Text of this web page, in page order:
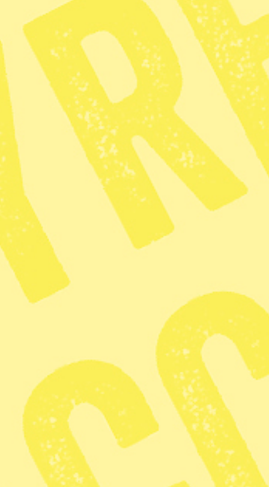
Tipsa redaktionen
redaktionen@tidningensyre.se
Kundservice och support
Vanliga frågor
Nyheter på ditt sätt
Nyhetsbrev
Syre ges ut av Dagens O2 som ägs av Mediehuset Grön Press
som i sin tur ägs av Lennart Fernström. Mediehuset Grön Press
ger ut nyhetstidningar för alla som vill förändra världen och se
ett fritt, demokratiskt, solidariskt och hållbart samhälle bortom
tillväxtdogmer och arbetslinjer. Vi är en icke vinstdrivande
koncern. Det innebär att alla intäkter går tillbaka till
verksamheten.
Ansvarig utgivare:Lennart Fernström